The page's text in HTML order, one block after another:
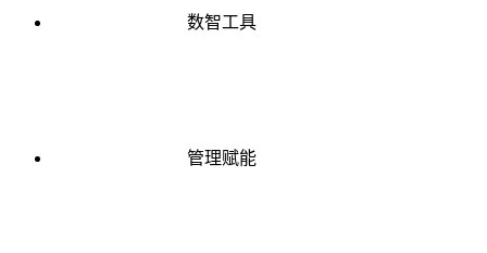
数智工具
管理赋能